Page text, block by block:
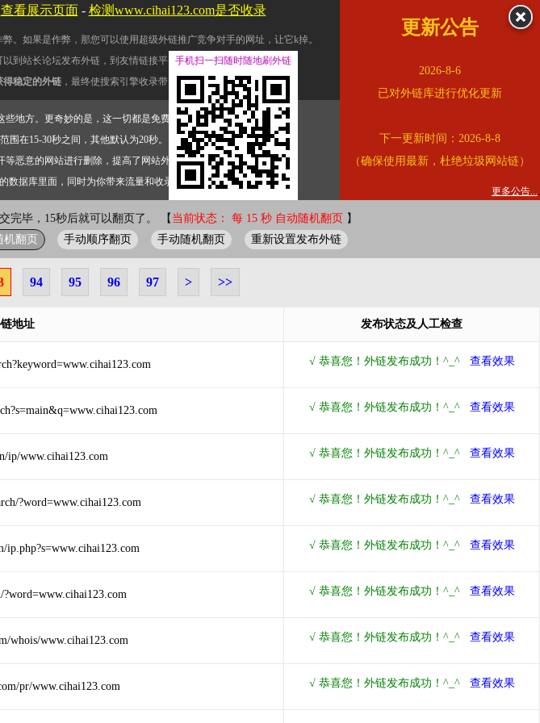
。如果是作弊，那您可以使用超级外链推广竞争对手的网址，让它k掉。
到站长论坛发布外链，到友情链接平台交换友情链接。
得稳定的外链 ，最终使搜索引擎收录带网址的查询页面。
地方。更奇妙的是，这一切都是免费的。
在15-30秒之间，其他默认为20秒。）
恶意的网站进行删除，提高了网站外链的质量。
数据库里面，同时为你带来流量和收录。 错误外链纠正
完毕，15秒后就可以翻页了。 【 当前状态： 每 15 秒 自动随机翻页 】
机翻页 手动顺序翻页 手动随机翻页 重新设置发布外链
94 95 96 97 > >>
地址 发布状态及人工检查
ip/www.cihai123.com
?word=www.cihai123.com
ip.php?s=www.cihai123.com
?word=www.cihai123.com
whois/www.cihai123.com
pr/www.cihai123.com
查看展示页面- 检测www.cihai123.com是否收录
更新公告
2026-8-6
已对外链库进行优化更新
下一更新时间：2026-8-8
（确保使用最新，杜绝垃圾网站链）
更多公告...
手机扫一扫随时随地刷外链